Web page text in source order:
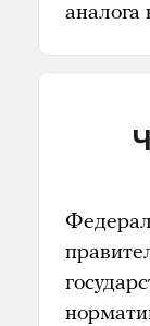
аналога